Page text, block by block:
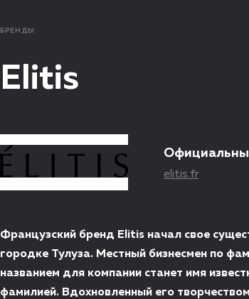
БРЕНДЫ
Elitis
elitis.fr
Французский бренд Elitis начал свое
городке Тулуза. Местный бизнесмен по
названием для компании станет имя
фамилией. Вдохновленный его